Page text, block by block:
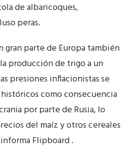
de albaricoques,
peras.
gran parte de Europa también
producción de trigo a un
presiones inflacionistas se
como consecuencia
por parte de Rusia, lo
del maíz y otros cereales
Flipboard .